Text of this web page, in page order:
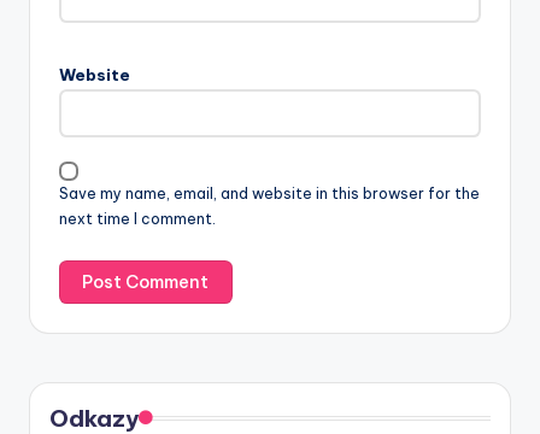
Website
Save my name, email, and website in this browser for the
next time I comment.
Odkazy